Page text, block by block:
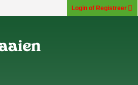
Login of Registreer